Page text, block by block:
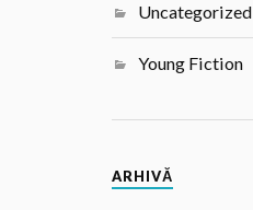
Uncategorized
Young Fiction
ARHIVĂ